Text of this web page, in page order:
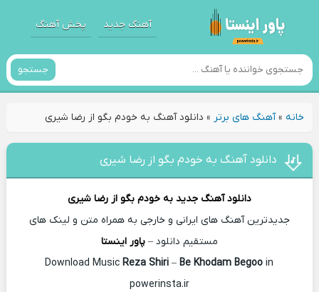
آهنگ جدید پخش آهنگ
جستجو
خانه»آهنگ های برتر » دانلود آهنگ به خودم بگو از رضا شیری
دانلود آهنگ به خودم بگو از رضا شیری
دانلود آهنگ جدید به خودم بگو از رضا شیری
جدیدترین آهنگ های ایرانی و خارجی به همراه متن و لینک های
مستقیم دانلود – پاور اینستا
Reza Shiri – Be Khodam Begoo in
powerinsta.ir